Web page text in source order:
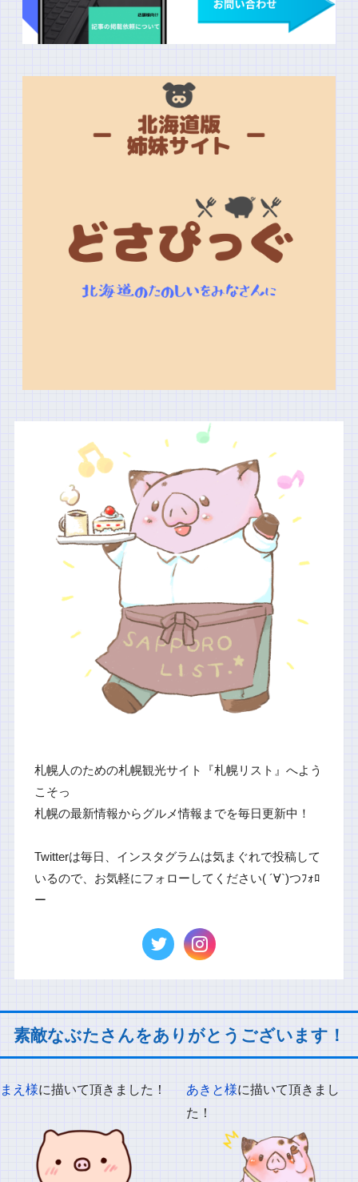
札幌人のための札幌観光サイト『札幌リスト』へよう
こそっ
札幌の最新情報からグルメ情報までを毎日更新中！
Twitterは毎日、インスタグラムは気まぐれで投稿して
いるので、お気軽にフォローしてください( ´∀`)つﾌｫﾛ
ー
素敵なぶたさんをありがとうございます！
まえ様に描いて頂きました！ あきと様に描いて頂きまし
た！